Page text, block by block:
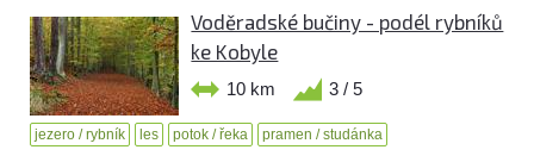
Voděradské bučiny - podél rybníků
ke Kobyle
10 km 3 / 5
jezero / rybník les potok / řeka pramen / studánka